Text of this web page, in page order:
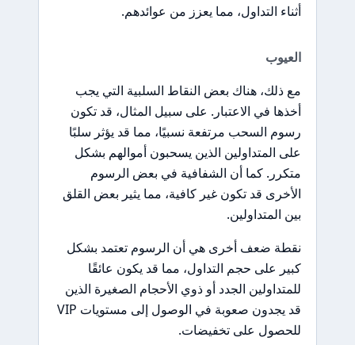
أثناء التداول، مما يعزز من عوائدهم.
العيوب
مع ذلك، هناك بعض النقاط السلبية التي يجب
أخذها في الاعتبار. على سبيل المثال، قد تكون
رسوم السحب مرتفعة نسبيًا، مما قد يؤثر سلبًا
على المتداولين الذين يسحبون أموالهم بشكل
متكرر. كما أن الشفافية في بعض الرسوم
الأخرى قد تكون غير كافية، مما يثير بعض القلق
بين المتداولين.
نقطة ضعف أخرى هي أن الرسوم تعتمد بشكل
كبير على حجم التداول، مما قد يكون عائقًا
للمتداولين الجدد أو ذوي الأحجام الصغيرة الذين
قد يجدون صعوبة في الوصول إلى مستويات VIP
للحصول على تخفيضات.